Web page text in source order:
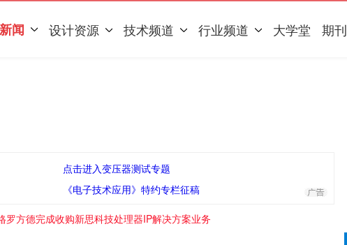
新闻 设计资源 技术频道 行业频道 大学堂 期刊
点击进入变压器测试专题
《电子技术应用》特约专栏征稿
罗方德完成收购新思科技处理器IP解决方案业务